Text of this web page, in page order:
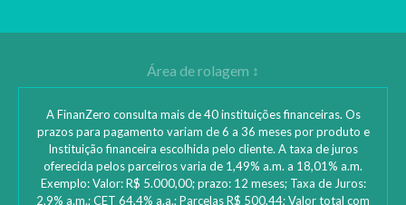
A FinanZero consulta mais de 40 instituições financeiras. Os
prazos para pagamento variam de 6 a 36 meses por produto e
Instituição financeira escolhida pelo cliente. A taxa de juros
oferecida pelos parceiros varia de 1,49% a.m. a 18,01% a.m.
Exemplo: Valor: R$ 5.000,00; prazo: 12 meses; Taxa de Juros:
2,9% a.m.; CET 64,4% a.a.; Parcelas R$ 500,44; Valor total com